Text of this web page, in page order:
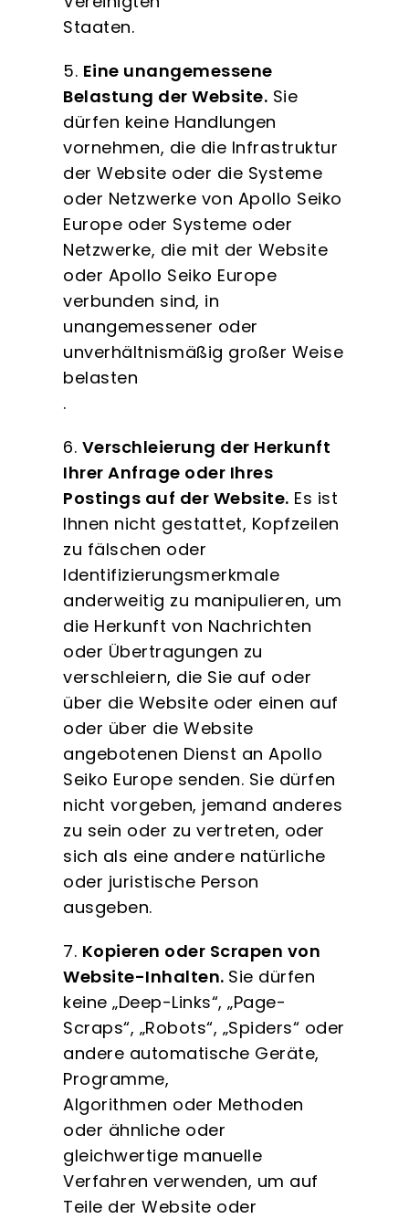
Staaten.
5. Eine unangemessene
Belastung der Website. Sie
dürfen keine Handlungen
vornehmen, die die Infrastruktur
der Website oder die Systeme
oder Netzwerke von Apollo Seiko
Europe oder Systeme oder
Netzwerke, die mit der Website
oder Apollo Seiko Europe
verbunden sind, in
unangemessener oder
unverhältnismäßig großer Weise
belasten
.
6. Verschleierung der Herkunft
Ihrer Anfrage oder Ihres
Postings auf der Website. Es ist
Ihnen nicht gestattet, Kopfzeilen
zu fälschen oder
Identifizierungsmerkmale
anderweitig zu manipulieren, um
die Herkunft von Nachrichten
oder Übertragungen zu
verschleiern, die Sie auf oder
über die Website oder einen auf
oder über die Website
angebotenen Dienst an Apollo
Seiko Europe senden. Sie dürfen
nicht vorgeben, jemand anderes
zu sein oder zu vertreten, oder
sich als eine andere natürliche
oder juristische Person
ausgeben.
7. Kopieren oder Scrapen von
Website-Inhalten. Sie dürfen
keine „Deep-Links“, „Page-
Scraps“, „Robots“, „Spiders“ oder
andere automatische Geräte,
Programme,
Algorithmen oder Methoden
oder ähnliche oder
gleichwertige manuelle
Verfahren verwenden, um auf
Teile der Website oder